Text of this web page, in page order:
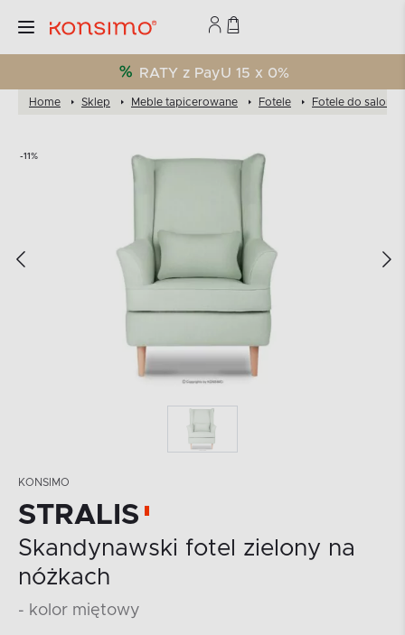
RATY z PayU 15 x 0%
Home Sklep Meble tapicerowane Fotele Fotele do salonu
-11%
KONSIMO
STRALIS
Skandynawski fotel zielony na
nóżkach
- kolor miętowy